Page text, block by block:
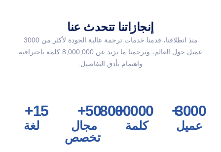
إنجازاتنا تتحدث عنا
منذ انطلاقنا، قدمنا خدمات ترجمة عالية الجودة لأكثر من 3000
عميل حول العالم، وترجمنا ما يزيد عن 8,000,000 كلمة باحترافية
واهتمام بأدق التفاصيل.
3000
+
عميل
8000000
+
كلمة
50
+
مجال
تخصص
15
+
لغة